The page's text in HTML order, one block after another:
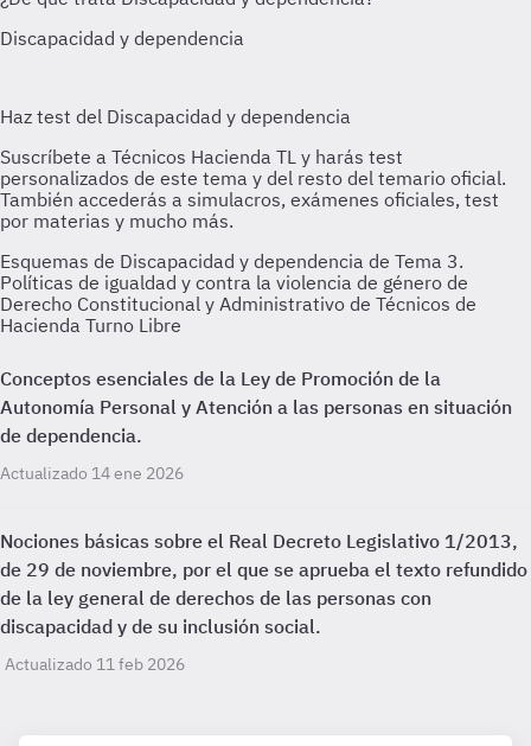
Esquemas de Discapacidad y dependencia de Tema 3.
Políticas de igualdad y contra la violencia de género de
Derecho Constitucional y Administrativo de Técnicos de
Hacienda Turno Libre
Conceptos esenciales de la Ley de Promoción de la
Autonomía Personal y Atención a las personas en situación
de dependencia.
Actualizado 14 ene 2026
Nociones básicas sobre el Real Decreto Legislativo 1/2013,
de 29 de noviembre, por el que se aprueba el texto refundido
de la ley general de derechos de las personas con
discapacidad y de su inclusión social.
Actualizado 11 feb 2026